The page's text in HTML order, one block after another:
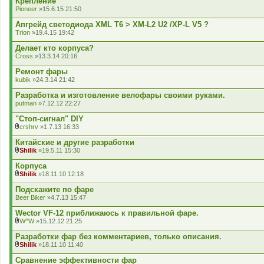
л
а
д
е
н
н
я
Pioneer »15.6.15 21:50
Апгрейд светодиода XML T6 > XM-L2 U2 /XP-L V5 ?
Trion »19.4.15 19:42
Делает кто корпуса?
Cross »13.3.14 20:16
Ремонт фары
kubik »24.3.14 21:42
Разработка и изготовление велофары своими руками.
putman »7.12.12 22:27
"Стоп-сигнал" DIY
к
л
а
д
е
н
н
я
crshrv »1.7.13 16:33
Китайские и другие разработки
к
л
а
д
е
н
н
я
Shilik »19.5.11 15:30
Корпуса
к
л
а
д
е
н
н
я
Shilik »18.11.10 12:18
Подскажите по фаре
Beer Biker »4.7.13 15:47
Wector VF-12 приближаюсь к правильной фаре.
к
л
а
д
е
W^W»15.12.12 21:25
Разработки фар без комментариев, только описания.
к
Shilik »18.11.10 11:40
Сравнение эффективности фар